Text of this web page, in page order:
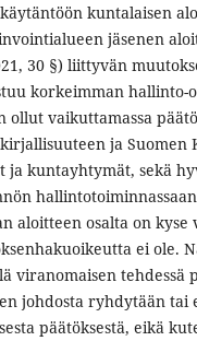
kuntalaisen
jäsenen
30 §) liittyvän
korkeimman hallinto-
ollut vaikuttamassa
ja
ja kuntayhtymät, sekä
aloitteen osalta on kyse
ei ole.
viranomaisen
johdosta ryhdytään tai
päätöksestä, eikä